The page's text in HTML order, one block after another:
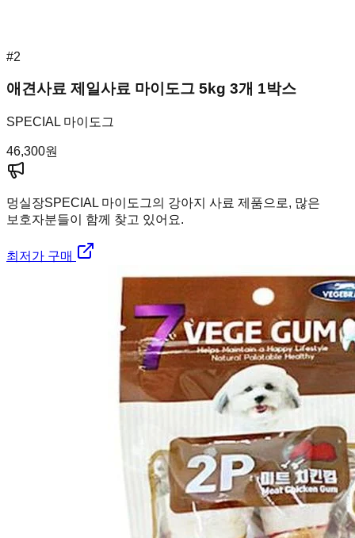
#2
애견사료 제일사료 마이도그 5kg 3개 1박스
SPECIAL 마이도그
46,300원
멍실장SPECIAL 마이도그의 강아지 사료 제품으로, 많은
보호자분들이 함께 찾고 있어요.
최저가 구매